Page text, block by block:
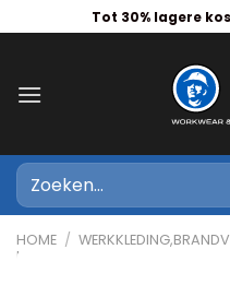
naar
Tot 30% lagere
Zoeken
naar:
HOME /
KLEDING,BRANDVERTRAGENDE